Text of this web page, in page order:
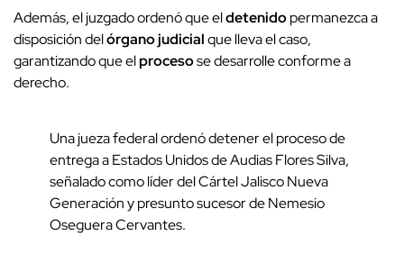
Además, el juzgado ordenó que eldetenidopermanezca a
disposición delórgano judicialque lleva el caso,
garantizando que elprocesose desarrolle conforme a
derecho.
Una jueza federal ordenó detener el proceso de
entrega a Estados Unidos de Audias Flores Silva,
señalado como líder del Cártel Jalisco Nueva
Generación y presunto sucesor de Nemesio
Oseguera Cervantes.